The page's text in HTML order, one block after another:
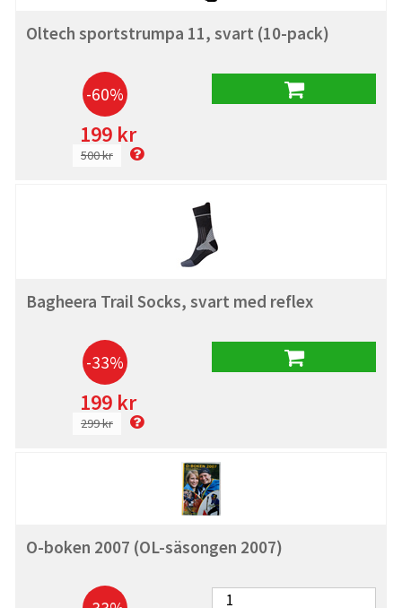
Oltech sportstrumpa 11, svart (10-pack)
-60%
199 kr
500 kr
Bagheera Trail Socks, svart med reflex
-33%
199 kr
299 kr
O-boken 2007 (OL-säsongen 2007)